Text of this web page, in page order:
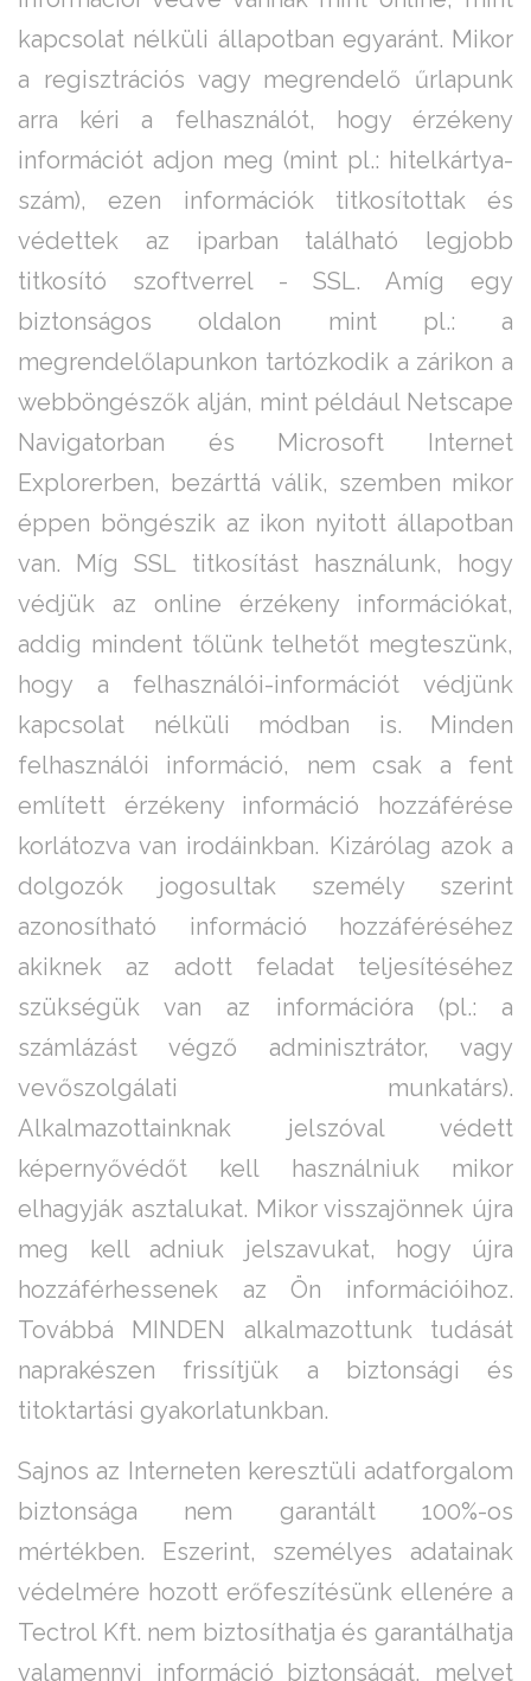
kapcsolat nélküli állapotban egyaránt. Mikor
a regisztrációs vagy megrendelő űrlapunk
arra kéri a felhasználót, hogy érzékeny
információt adjon meg (mint pl.: hitelkártya-
szám), ezen információk titkosítottak és
védettek az iparban található legjobb
titkosító szoftverrel - SSL. Amíg egy
biztonságos oldalon mint pl.: a
megrendelőlapunkon tartózkodik a zárikon a
webböngészők alján, mint például Netscape
Navigatorban és Microsoft Internet
Explorerben, bezárttá válik, szemben mikor
éppen böngészik az ikon nyitott állapotban
van. Míg SSL titkosítást használunk, hogy
védjük az online érzékeny információkat,
addig mindent tőlünk telhetőt megteszünk,
hogy a felhasználói-információt védjünk
kapcsolat nélküli módban is. Minden
felhasználói információ, nem csak a fent
említett érzékeny információ hozzáférése
korlátozva van irodáinkban. Kizárólag azok a
dolgozók jogosultak személy szerint
azonosítható információ hozzáféréséhez
akiknek az adott feladat teljesítéséhez
szükségük van az információra (pl.: a
számlázást végző adminisztrátor, vagy
vevőszolgálati munkatárs).
Alkalmazottainknak jelszóval védett
képernyővédőt kell használniuk mikor
elhagyják asztalukat. Mikor visszajönnek újra
meg kell adniuk jelszavukat, hogy újra
hozzáférhessenek az Ön információihoz.
Továbbá MINDEN alkalmazottunk tudását
naprakészen frissítjük a biztonsági és
titoktartási gyakorlatunkban.
Sajnos az Interneten keresztüli adatforgalom
biztonsága nem garantált 100%-os
mértékben. Eszerint, személyes adatainak
védelmére hozott erőfeszítésünk ellenére a
Tectrol Kft. nem biztosíthatja és garantálhatja
valamennyi információ biztonságát, melyet